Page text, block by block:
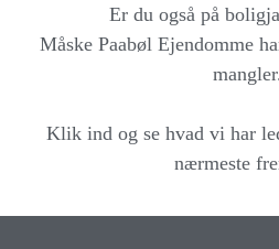
Er du også på
Måske Paabøl Ejendomme
Klik ind og se hvad vi har
nærmeste